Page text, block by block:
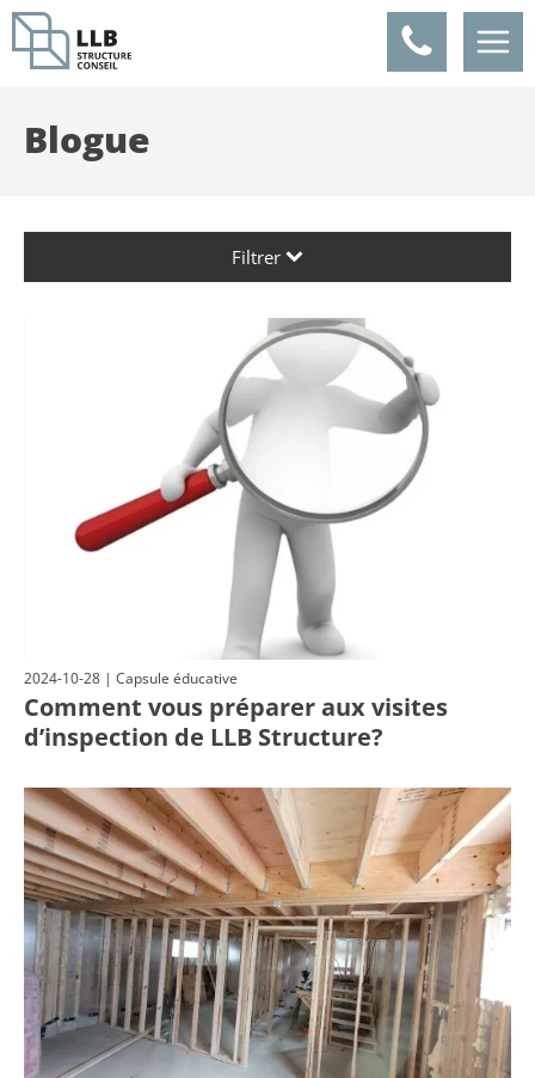
Panneau de gestion des cookies
Blogue
Filtrer
2024-10-28 | Capsule éducative
Comment vous préparer aux visites
d’inspection de LLB Structure?